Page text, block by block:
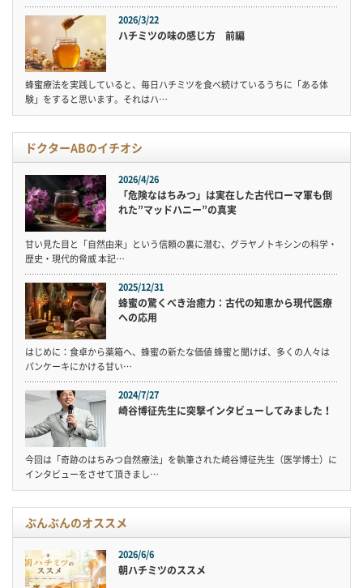
2026/3/22
ハチミツの味の感じ方 前編
蜂蜜療法を実践していると、毎日ハチミツを食べ続けているうちに「ある体
験」をすると思います。それはハ…
ドクターABのイチオシ
2026/4/26
「危険なはちみつ」は実在した古代ローマ軍も倒
れた”マッドハニー”の真実
甘い見た目と「自然由来」という信頼の裏に潜む、グラヤノトキシンの科学・
歴史・現代的脅威 本記…
2025/12/31
蜂蜜の驚くべき治癒力：古代の知恵から現代医療
への応用
はじめに：食卓から薬箱へ、蜂蜜の新たな価値 蜂蜜と聞けば、多くの人々は
パンケーキにかける甘い…
2024/7/27
崎谷博征先生に突撃インタビューしてみました！
今回は「奇跡のはちみつ自然療法」を執筆された崎谷博征先生（医学博士）に
インタビューをさせて頂きまし…
ぶんぶんのオススメ
2026/6/6
朝ハチミツのススメ